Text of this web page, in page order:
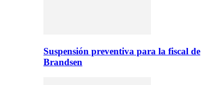
Suspensión preventiva para la fiscal de
Brandsen